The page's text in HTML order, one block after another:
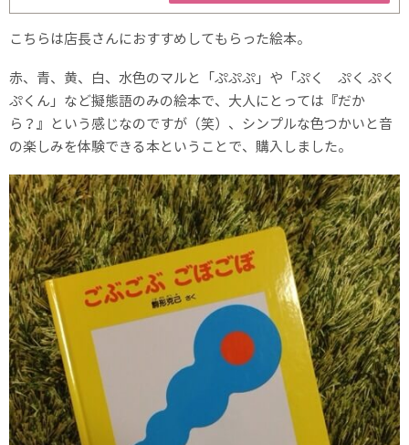
こちらは店長さんにおすすめしてもらった絵本。
赤、青、黄、白、水色のマルと「ぷぷぷ」や「ぷく ぷく ぷく
ぷくん」など擬態語のみの絵本で、大人にとっては『だか
ら？』という感じなのですが（笑）、シンプルな色つかいと音
の楽しみを体験できる本ということで、購入しました。